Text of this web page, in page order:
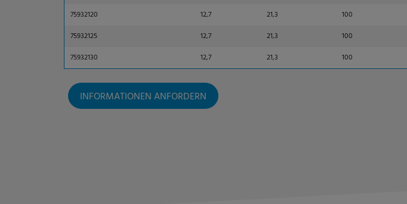
75932120
12,7 21,3 100
75932125
12,7 21,3 100
75932130
12,7 21,3 100
INFORMATIONEN ANFORDERN